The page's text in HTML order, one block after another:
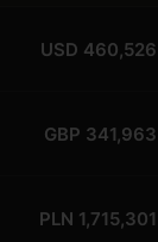
USD 460,526
GBP 341,963
PLN 1,715,301